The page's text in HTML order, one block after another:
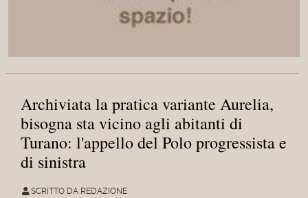
Archiviata la pratica variante Aurelia,
bisogna sta vicino agli abitanti di
Turano: l'appello del Polo progressista e
di sinistra
SCRITTO DA REDAZIONE